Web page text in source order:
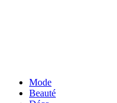
Mode
Beauté